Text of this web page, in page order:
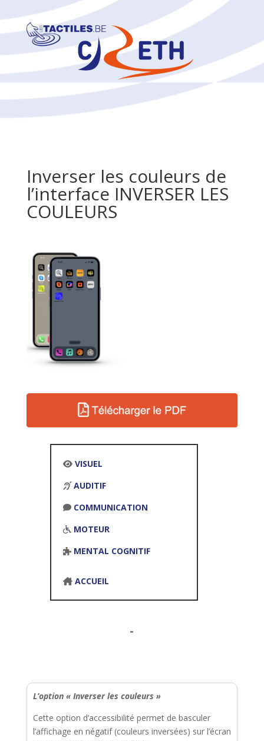
Inverser les couleurs de
l’interface INVERSER LES
COULEURS
VISUEL
AUDITIF
COMMUNICATION
MOTEUR
MENTAL COGNITIF
ACCUEIL
-
L’option « Inverser les couleurs »
Cette option d’accessibilité permet de basculer
l’affichage en négatif (couleurs inversées) sur l’écran